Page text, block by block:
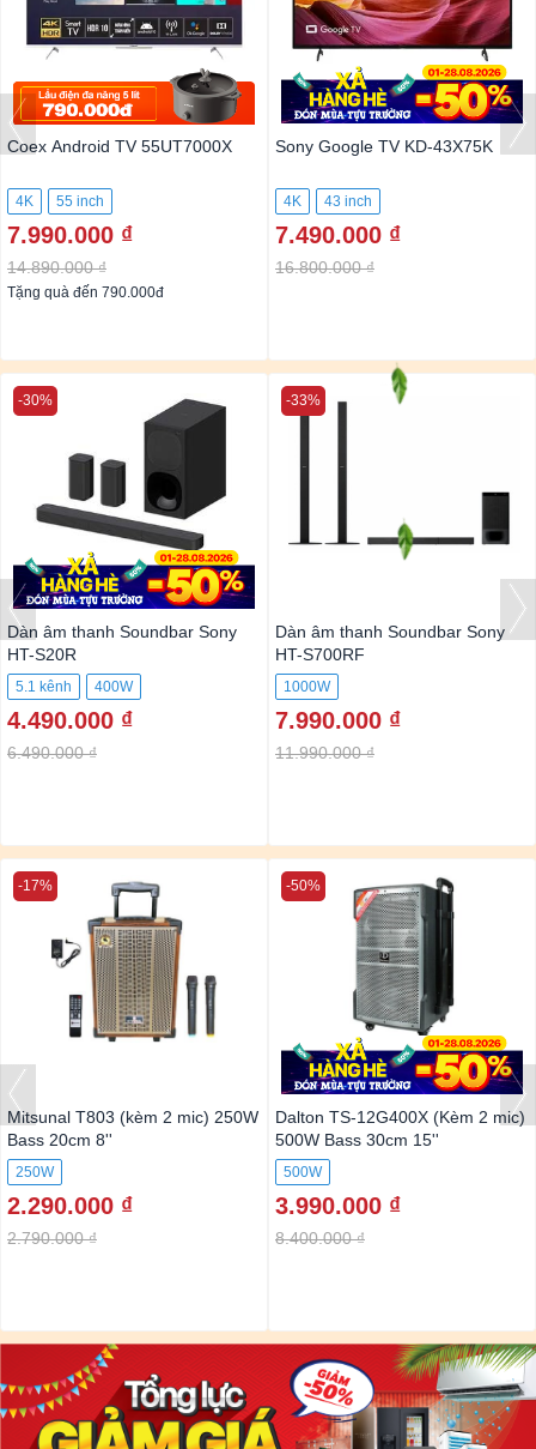
Coex Android TV 55UT7000X
4K 55 inch
7.990.000 ₫
14.890.000 ₫
Tặng quà đến 790.000đ
Sony Google TV KD-43X75K
4K 43 inch
7.490.000 ₫
16.800.000 ₫
Dàn âm thanh Soundbar Sony
HT-S20R
5.1 kênh 400W
4.490.000 ₫
6.490.000 ₫
-30%
Dàn âm thanh Soundbar Sony
HT-S700RF
1000W
7.990.000 ₫
11.990.000 ₫
-33%
Mitsunal T803 (kèm 2 mic) 250W
Bass 20cm 8''
250W
2.290.000 ₫
2.790.000 ₫
-17%
Dalton TS-12G400X (Kèm 2 mic)
500W Bass 30cm 15''
500W
3.990.000 ₫
8.400.000 ₫
-50%